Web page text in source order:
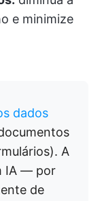
e minimize
dados
A
IA — por
de